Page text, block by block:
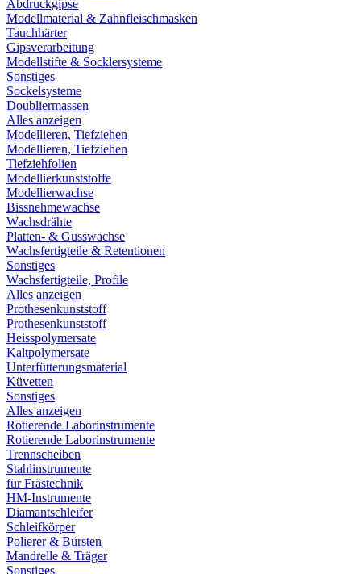
Abdruckgipse
Modellmaterial & Zahnfleischmasken
Tauchhärter
Gipsverarbeitung
Modellstifte & Socklersysteme
Sonstiges
Sockelsysteme
Doubliermassen
Alles anzeigen
Modellieren, Tiefziehen
Modellieren, Tiefziehen
Tiefziehfolien
Modellierkunststoffe
Modellierwachse
Bissnehmewachse
Wachsdrähte
Platten- & Gusswachse
Wachsfertigteile & Retentionen
Sonstiges
Wachsfertigteile, Profile
Alles anzeigen
Prothesenkunststoff
Prothesenkunststoff
Heisspolymersate
Kaltpolymersate
Unterfütterungsmaterial
Küvetten
Sonstiges
Alles anzeigen
Rotierende Laborinstrumente
Rotierende Laborinstrumente
Trennscheiben
Stahlinstrumente
für Frästechnik
HM-Instrumente
Diamantschleifer
Schleifkörper
Polierer & Bürsten
Mandrelle & Träger
Sonstiges